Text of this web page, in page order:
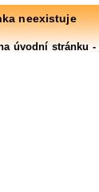
neexistuje
úvodní stránku -